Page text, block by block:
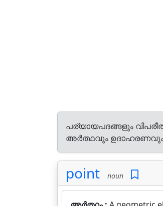
പര്യായപദങ്ങളും
അർത്ഥവും
point noun